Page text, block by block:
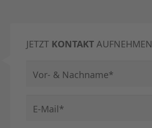
JETZT KONTAKT AUFNEHMEN
Pflichtfeld
Vor- & Nachname*
Pflichtfeld
E-Mail*